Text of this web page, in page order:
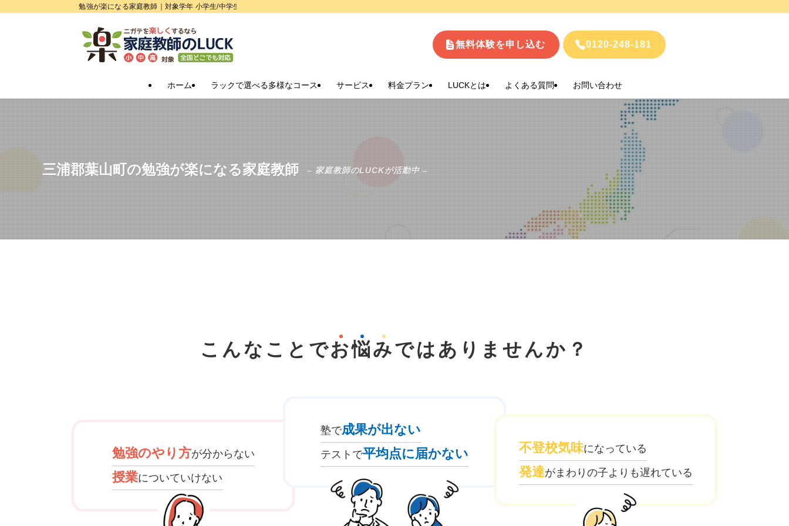
勉強が楽になる家庭教師｜対象学年 小学生/中学生/高校生
ホーム ラックで選べる多様なコース サービス 料金プラン LUCKとは よくある質問 お問い合わせ
無料体験を申し込む 0120-248-181
三浦郡葉山町の勉強が楽になる家庭教師 – 家庭教師のLUCKが活動中 –
こんなことでお悩みでは ありませんか？
勉強のやり方が分からない
授業についていけない
塾で成果が出ない
テストで平均点に届かない 不登校気味になっている
発達がまわりの子よりも遅れている